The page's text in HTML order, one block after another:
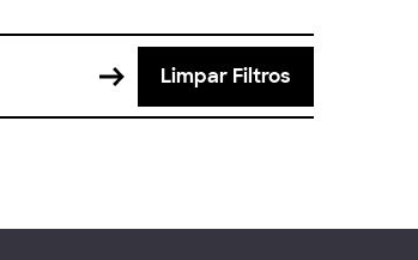
Limpar Filtros